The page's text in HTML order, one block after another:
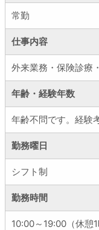
常勤
仕事内容
外来業務・保険診療
年齢・経験年数
年齢不問です。経験
勤務曜日
シフト制
勤務時間
10:00～19:00（休憩1